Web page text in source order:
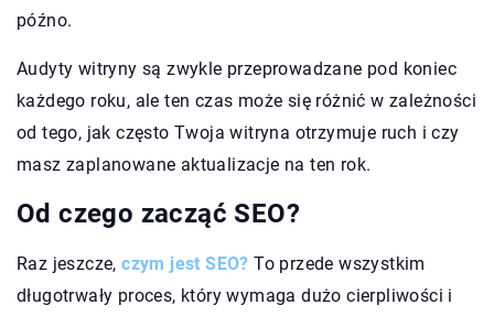
późno.
Audyty witryny są zwykle przeprowadzane pod koniec
każdego roku, ale ten czas może się różnić w zależności
od tego, jak często Twoja witryna otrzymuje ruch i czy
masz zaplanowane aktualizacje na ten rok.
Od czego zacząć SEO?
Raz jeszcze,czym jest SEO? To przede wszystkim
długotrwały proces, który wymaga dużo cierpliwości i